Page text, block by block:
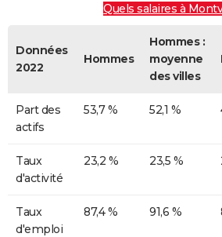
Quels salaires à
Données
2022
Hommes
Hommes :
moyenne
des villes
Part des
actifs
53,7 % 52,1 %
Taux
d'activité
23,2 % 23,5 %
Taux
d'emploi
87,4 % 91,6 %